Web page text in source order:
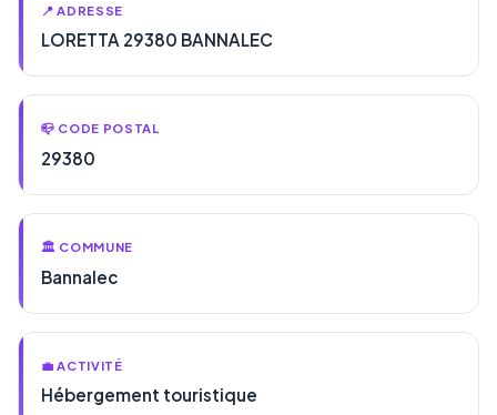
📍 ADRESSE
LORETTA 29380 BANNALEC
📪 CODE POSTAL
29380
🏛️ COMMUNE
Bannalec
💼 ACTIVITÉ
Hébergement touristique